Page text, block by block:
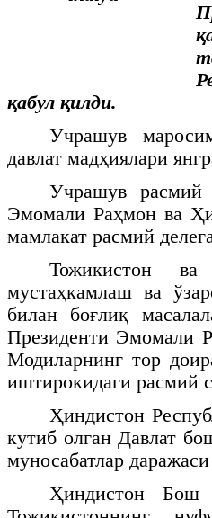
қабул қилди.
Учрашув
давлат мадҳиялари
Учрашув расмий
Эмомали Раҳмон ва
мамлакат расмий
Тожикистон ва
мустаҳкамлаш ва
билан боғлиқ
Президенти Эмомали
Модиларнинг тор
иштирокидаги расмий
Ҳиндистон
кутиб олган Давлат
муносабатлар
Ҳиндистон Бош